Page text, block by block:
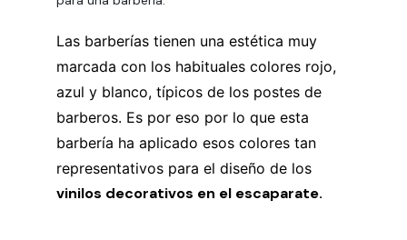
Las barberías tienen una estética muy
marcada con los habituales colores rojo,
azul y blanco, típicos de los postes de
barberos. Es por eso por lo que esta
barbería ha aplicado esos colores tan
representativos para el diseño de los
vinilos decorativos en el escaparate.